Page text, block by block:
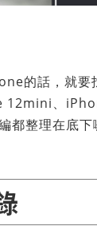
的話，就要
、
整理在底下